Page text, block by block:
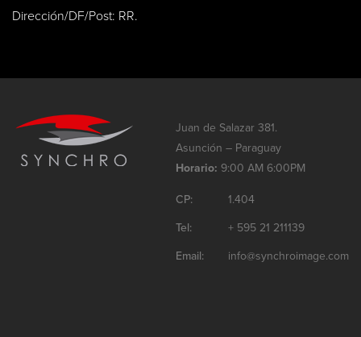
Dirección/DF/Post: RR.
Juan de Salazar 381.
Asunción – Paraguay
Horario: 9:00 AM 6:00PM
CP: 1.404
Tel: + 595 21 211139
Email: info@synchroimage.com